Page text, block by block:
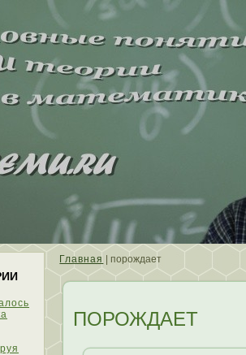
Главная | порождает
ПОРОЖДАЕТ